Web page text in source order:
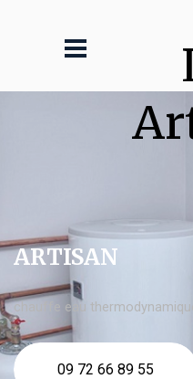
ARTISAN
chauffe eau
09 72 66 89 55